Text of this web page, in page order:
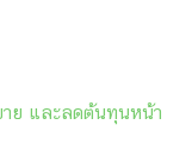
ย และลดต้นทุนหน้า